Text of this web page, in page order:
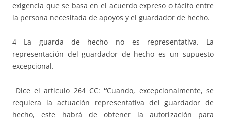
exigencia que se basa en el acuerdo expreso o tácito entre
la persona necesitada de apoyos y el guardador de hecho.
4 La guarda de hecho no es representativa. La
representación del guardador de hecho es un supuesto
excepcional.
Dice el artículo 264 CC:“Cuando, excepcionalmente, se
requiera la actuación representativa del guardador de
hecho, este habrá de obtener la autorización para